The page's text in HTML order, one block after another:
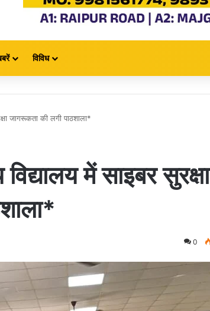
विविध
जागरूकता की लगी पाठशाला*
में साइबर सुरक्षा
0